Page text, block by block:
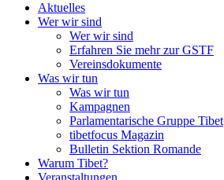
Aktuelles
Wer wir sind
Wer wir sind
Erfahren Sie mehr zur GSTF
Vereinsdokumente
Was wir tun
Was wir tun
Kampagnen
Parlamentarische Gruppe Tibet
tibetfocus Magazin
Bulletin Sektion Romande
Warum Tibet?
Veranstaltungen